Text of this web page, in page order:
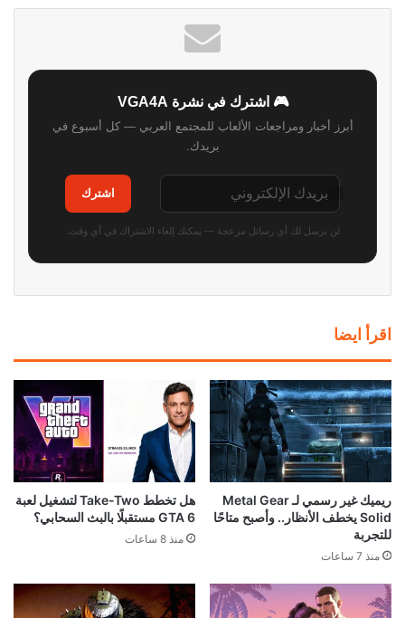
🎮 اشترك في نشرة VGA4A
أبرز أخبار ومراجعات الألعاب للمجتمع العربي — كل أسبوع في
بريدك.
اشترك
لن نرسل لك أي رسائل مزعجة — يمكنك إلغاء الاشتراك في أي وقت.
اقرأ ايضا
ريميك غير رسمي لـ Metal Gear
Solid يخطف الأنظار.. وأصبح متاحًا
للتجربة
منذ 7 ساعات
هل تخطط Take-Two لتشغيل لعبة
GTA 6 مستقبلًا بالبث السحابي؟
منذ 8 ساعات